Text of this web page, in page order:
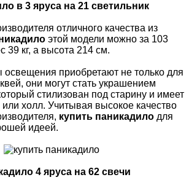
в 3 яруса на 21 светильник
отличного качества из
этой модели можно за 103
39 кг, а высота 214 см.
приобретают не только для
они могут стать украшением
стилизован под старину и имеет
холл. Учитывая высокое качество
купить паникадило для
идеей.
4 яруса на 62 свечи